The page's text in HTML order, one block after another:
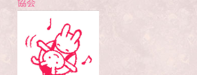
協会